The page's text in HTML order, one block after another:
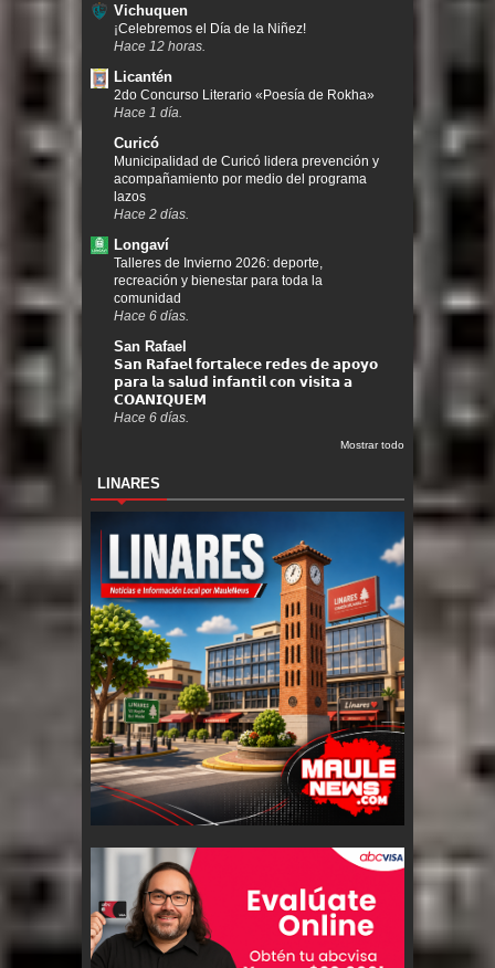
Vichuquen
¡Celebremos el Día de la Niñez!
Hace 12 horas.
Licantén
2do Concurso Literario «Poesía de Rokha»
Hace 1 día.
Curicó
Municipalidad de Curicó lidera prevención y
acompañamiento por medio del programa
lazos
Hace 2 días.
Longaví
Talleres de Invierno 2026: deporte,
recreación y bienestar para toda la
comunidad
Hace 6 días.
San Rafael
𝗦𝗮𝗻 𝗥𝗮𝗳𝗮𝗲𝗹 𝗳𝗼𝗿𝘁𝗮𝗹𝗲𝗰𝗲 𝗿𝗲𝗱𝗲𝘀 𝗱𝗲 𝗮𝗽𝗼𝘆𝗼
𝗽𝗮𝗿𝗮 𝗹𝗮 𝘀𝗮𝗹𝘂𝗱 𝗶𝗻𝗳𝗮𝗻𝘁𝗶𝗹 𝗰𝗼𝗻 𝘃𝗶𝘀𝗶𝘁𝗮 𝗮
𝗖𝗢𝗔𝗡𝗜𝗤𝗨𝗘𝗠
Hace 6 días.
Mostrar todo
LINARES